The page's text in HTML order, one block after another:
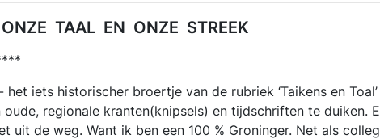
TAAL EN ONZE STREEK
- het iets historischer broertje van de rubriek ‘Taikens en
oude, regionale kranten(knipsels) en tijdschriften te duiken.
uit de weg. Want ik ben een 100 % Groninger. Net als